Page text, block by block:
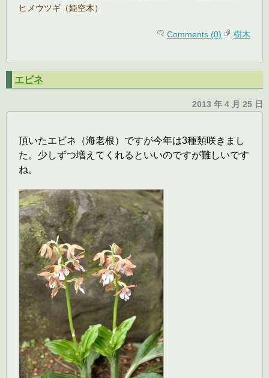
ヒメウツギ（姫空木）
Comments (0) 樹木
エビネ
2013 年 4 月 25 日
頂いたエビネ（海老根）ですが今年は3種類咲きまし
た。少しずつ増えてくれるといいのですが難しいです
ね。